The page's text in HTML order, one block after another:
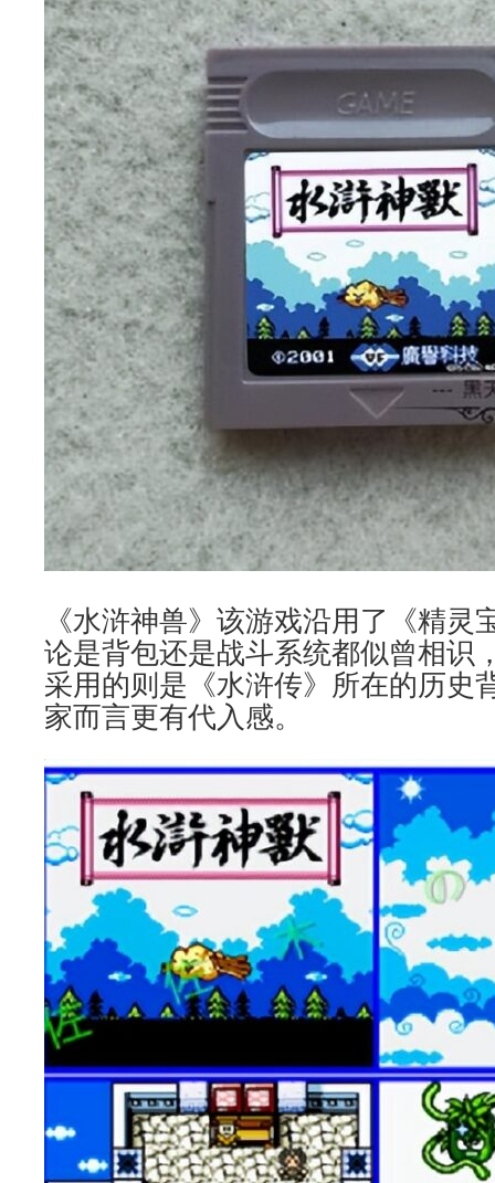
《水浒神兽》该游戏沿用了《精灵
论是背包还是战斗系统都似曾相识
采用的则是《水浒传》所在的历史
家而言更有代入感。